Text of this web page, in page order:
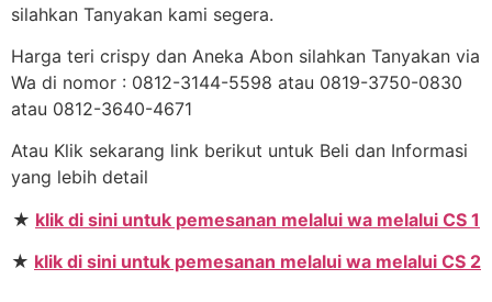
silahkan Tanyakan kami segera.
Harga teri crispy dan Aneka Abon silahkan Tanyakan via
Wa di nomor : 0812-3144-5598 atau 0819-3750-0830
atau 0812-3640-4671
Atau Klik sekarang link berikut untuk Beli dan Informasi
yang lebih detail
★ klik di sini untuk pemesanan melalui wa melalui CS 1
★ klik di sini untuk pemesanan melalui wa melalui CS 2